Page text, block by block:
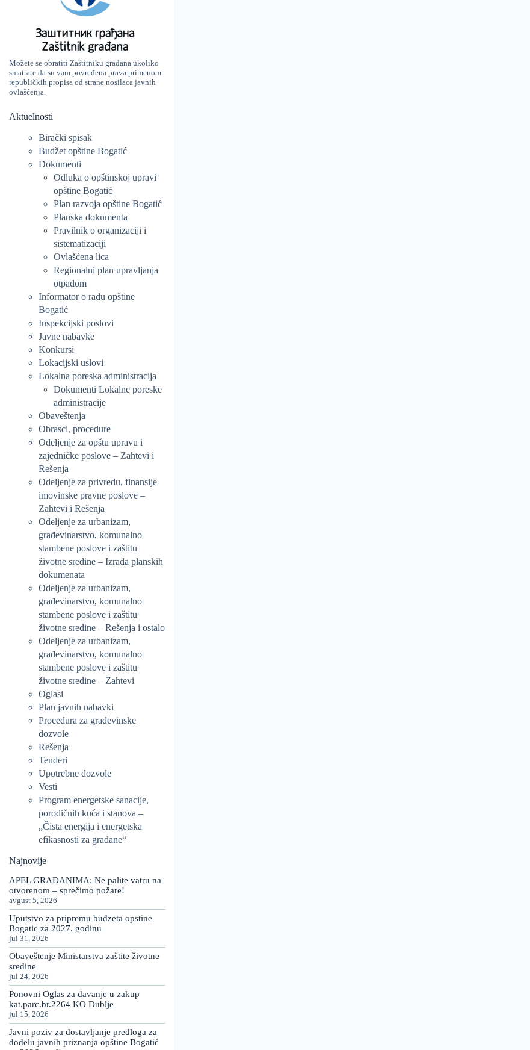
Možete se obratiti Zaštitniku građana ukoliko
smatrate da su vam povređena prava primenom
republičkih propisa od strane nosilaca javnih
ovlašćenja.
Aktuelnosti
Birački spisak
Budžet opštine Bogatić
Dokumenti
Odluka o opštinskoj upravi
opštine Bogatić
Plan razvoja opštine Bogatić
Planska dokumenta
Pravilnik o organizaciji i
sistematizaciji
Ovlašćena lica
Regionalni plan upravljanja
otpadom
Informator o radu opštine
Bogatić
Inspekcijski poslovi
Javne nabavke
Konkursi
Lokacijski uslovi
Lokalna poreska administracija
Dokumenti Lokalne poreske
administracije
Obaveštenja
Obrasci, procedure
Odeljenje za opštu upravu i
zajedničke poslove – Zahtevi i
Rešenja
Odeljenje za privredu, finansije
imovinske pravne poslove –
Zahtevi i Rešenja
Odeljenje za urbanizam,
građevinarstvo, komunalno
stambene poslove i zaštitu
životne sredine – Izrada planskih
dokumenata
Odeljenje za urbanizam,
građevinarstvo, komunalno
stambene poslove i zaštitu
životne sredine – Rešenja i ostalo
Odeljenje za urbanizam,
građevinarstvo, komunalno
stambene poslove i zaštitu
životne sredine – Zahtevi
Oglasi
Plan javnih nabavki
Procedura za građevinske
dozvole
Rešenja
Tenderi
Upotrebne dozvole
Vesti
Program energetske sanacije,
porodičnih kuća i stanova –
„Čista energija i energetska
efikasnosti za građane“
Najnovije
APEL GRAĐANIMA: Ne palite vatru na
otvorenom – sprečimo požare!
avgust 5, 2026
Uputstvo za pripremu budzeta opstine
Bogatic za 2027. godinu
jul 31, 2026
Obaveštenje Ministarstva zaštite životne
sredine
jul 24, 2026
Ponovni Oglas za davanje u zakup
kat.parc.br.2264 KO Dublje
jul 15, 2026
Javni poziv za dostavljanje predloga za
dodelu javnih priznanja opštine Bogatić